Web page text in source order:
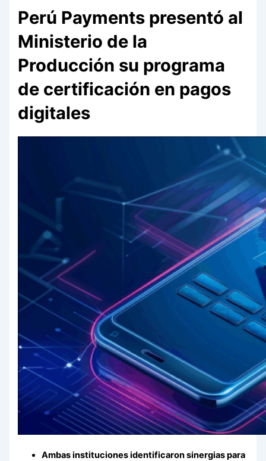
Perú Payments presentó al
Ministerio de la
Producción su programa
de certificación en pagos
digitales
Ambas instituciones identificaron sinergias para